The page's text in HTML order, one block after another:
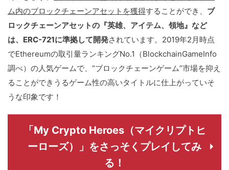
ム内のブロックチェーンアセットを獲得することができ、 ブ
ロックチェーンアセットの『英雄、アイテム、領地』など
は、ERC-721に準拠して開発されています。2019年2月時点
でEthereumの取引量ランキングNo.1（BlockchainGameInfo
調べ）の人気ゲームで、“ブロックチェーンゲーム”市場を抑え
ることができうるゲーム性の高いタイトルに仕上がっていそ
うな印象です！
「My Crypto Heroes（マイクリプトヒ
ーローズ）」をさっそくプレイしてみ
る！